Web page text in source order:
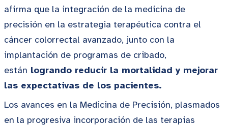
afirma que la integración de la medicina de
precisión en la estrategia terapéutica contra el
cáncer colorrectal avanzado, junto con la
implantación de programas de cribado,
están logrando reducir la mortalidad y mejorar
las expectativas de los pacientes.
Los avances en la Medicina de Precisión, plasmados
en la progresiva incorporación de las terapias